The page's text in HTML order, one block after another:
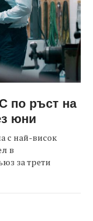
по ръст на
юни
с най-висок
в
за трети